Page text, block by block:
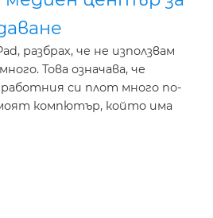
разбрах, че не използвам
Това означава, че
си плот много по-
моят компютър, който има